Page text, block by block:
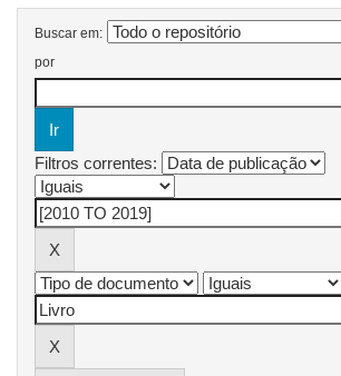
Buscar em:
por
Filtros correntes: